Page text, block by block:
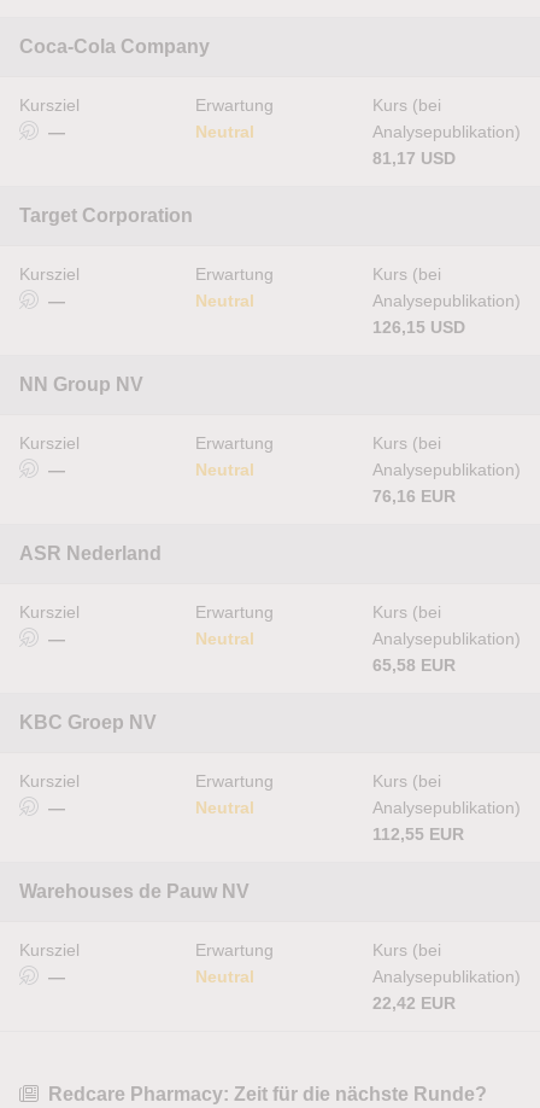
Coca-Cola Company
Kursziel
—
Erwartung
Neutral
Kurs (bei
Analysepublikation)
81,17 USD
Target Corporation
Kursziel
—
Erwartung
Neutral
Kurs (bei
Analysepublikation)
126,15 USD
NN Group NV
Kursziel
—
Erwartung
Neutral
Kurs (bei
Analysepublikation)
76,16 EUR
ASR Nederland
Kursziel
—
Erwartung
Neutral
Kurs (bei
Analysepublikation)
65,58 EUR
KBC Groep NV
Kursziel
—
Erwartung
Neutral
Kurs (bei
Analysepublikation)
112,55 EUR
Warehouses de Pauw NV
Kursziel
—
Erwartung
Neutral
Kurs (bei
Analysepublikation)
22,42 EUR
Redcare Pharmacy: Zeit für die nächste Runde?